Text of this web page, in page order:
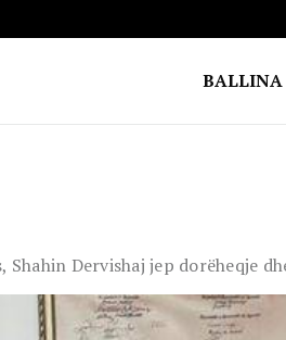
BALLINA
Shahin Dervishaj jep dorëheqje